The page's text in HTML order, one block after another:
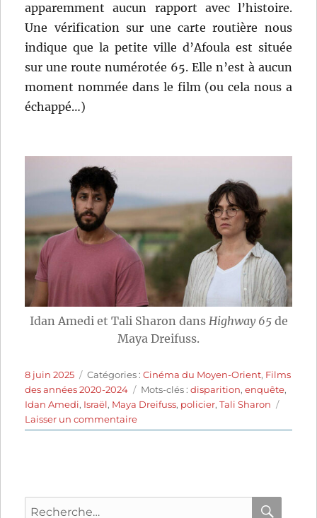
apparemment aucun rapport avec l’histoire.
Une vérification sur une carte routière nous
indique que la petite ville d’Afoula est située
sur une route numérotée 65. Elle n’est à aucun
moment nommée dans le film (ou cela nous a
échappé…)
Idan Amedi et Tali Sharon dans Highway 65de
Maya Dreifuss.
Publié
le
8 juin 2025 Catégories
Catégories :Cinéma du Moyen-Orient, Films
des années 2020-2024
Étiquettes
Mots-clés :disparition,enquête,
Idan Amedi, Israël, Maya Dreifuss, policier,Tali Sharon
Laisser un commentairesur
Highway
Recherche